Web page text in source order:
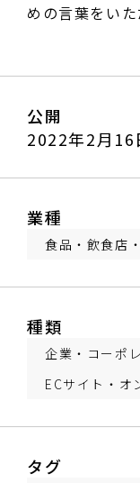
めの言葉をいた
公開
2022年2月16
業種
食品・飲食店
種類
企業・コーポ
ECサイト・オ
タグ